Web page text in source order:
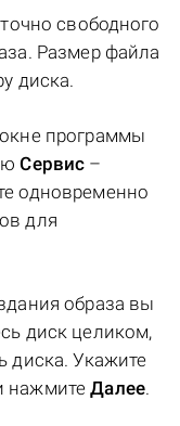
свободного
Размер файла
диска.
программы
Сервис –
одновременно
для
образа вы
диск целиком,
диска. Укажите
нажмитеДалее.